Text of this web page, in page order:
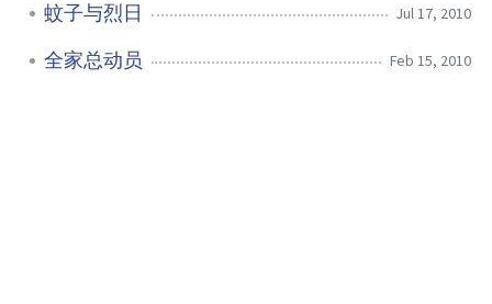
蚊子与烈日 Jul 17, 2010
全家总动员 Feb 15, 2010